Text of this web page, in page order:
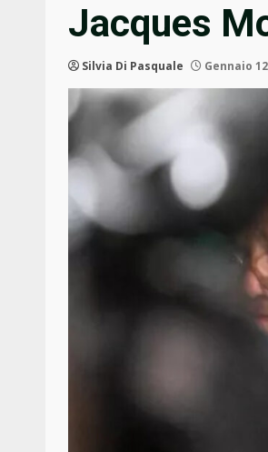
Jacques
Silvia Di Pasquale Gennaio